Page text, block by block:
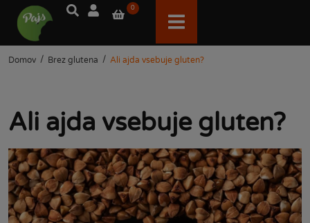
0
Domov / Brez glutena / Ali ajda vsebuje gluten?
Ali ajda vsebuje gluten?